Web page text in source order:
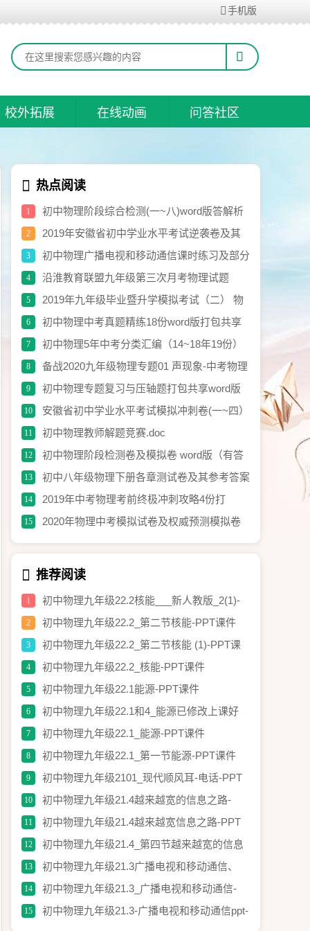
手机版
校外拓展 在线动画 问答社区
热点阅读
1
初中物理阶段综合检测(一~八)word版答解析
打包共享
2
2019年安徽省初中学业水平考试逆袭卷及其
参考答案
3
初中物理广播电视和移动通信课时练习及部分
参考答案
4
沿淮教育联盟九年级第三次月考物理试题
卷.doc
5
2019年九年级毕业暨升学模拟考试（二） 物
理试卷含答案
6 初中物理中考真题精练18份word版打包共享
7
初中物理5年中考分类汇编（14~18年19份）
word解析版打包免费共享
8
备战2020九年级物理专题01 声现象-中考物理
《考点微专题》（原卷版）.doc
9 初中物理专题复习与压轴题打包共享word版
10
安徽省初中学业水平考试模拟冲刺卷(一~四）
word版打包分离
11 初中物理教师解题竞赛.doc
12
初中物理阶段检测卷及模拟卷 word版（有答
案）打包共享.rar
13
初中八年级物理下册各章测试卷及其参考答案
打包共享
14
2019年中考物理考前终极冲刺攻略4份打
包.rar
15
2020年物理中考模拟试卷及权威预测模拟卷
含答案打包分享.docx
推荐阅读
1
初中物理九年级22.2核能___新人教版_2(1)-
PPT课件
2 初中物理九年级22.2_第二节核能-PPT课件
3
初中物理九年级22.2_第二节核能 (1)-PPT课
件
4 初中物理九年级22.2_核能-PPT课件
5 初中物理九年级22.1能源-PPT课件
6
初中物理九年级22.1和4_能源已修改上课好
用-PPT课件
7 初中物理九年级22.1_能源-PPT课件
8 初中物理九年级22.1_第一节能源-PPT课件
9
初中物理九年级2101_现代顺风耳-电话-PPT
课件
10
初中物理九年级21.4越来越宽的信息之路-
PPT课件
11
初中物理九年级21.4越来越宽信息之路-PPT
课件
12
初中物理九年级21.4_第四节越来越宽的信息
之路2-PPT课件
13
初中物理九年级21.3广播电视和移动通信、
10.4越来越宽的信息之路(免费)-PPT课件
14
初中物理九年级21.3_广播电视和移动通信-
PPT课件
15
初中物理九年级21.3-广播电视和移动通信ppt-